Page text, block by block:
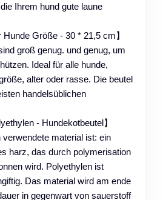
Ihrem hund gute laune
Größe - 30 * 21,5 cm】
groß genug. und genug, um
Ideal für alle hunde,
alter oder rasse. Die beutel
handelsüblichen
- Hundekotbeutel】
verwendete material ist: ein
harz, das durch polymerisation
wird. Polyethylen ist
Das material wird am ende
in gegenwart von sauerstoff